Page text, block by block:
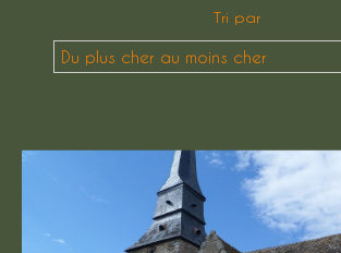
Tri par
Du plus cher au moins cher
Pièces